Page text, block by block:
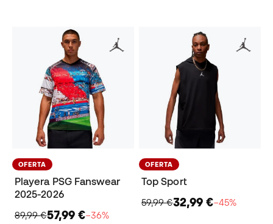
OFERTA
Playera PSG Fanswear
2025-2026
89,99 €57,99 €−36%
OFERTA
Top Sport
59,99 €32,99 €−45%